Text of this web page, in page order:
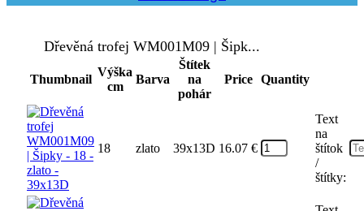
Dřevěná trofej WM001M09 | Šipk...
Thumbnail
Výška
cm
Barva
Štítek
na
pohár
Price Quantity
18 zlato 39x13D 16.07 €
Text
na
štítok
/
štítky: